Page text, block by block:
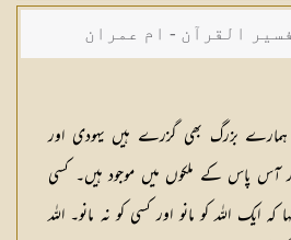
القرآن - ام عمران
حسین
ہمارے بزرگ بھی گزرے ہیں یہودی اور
آس پاس کے ملکوں میں موجود ہیں۔ کسی
اللہ کو مانو اور کسی کو نہ مانو۔ اللہ